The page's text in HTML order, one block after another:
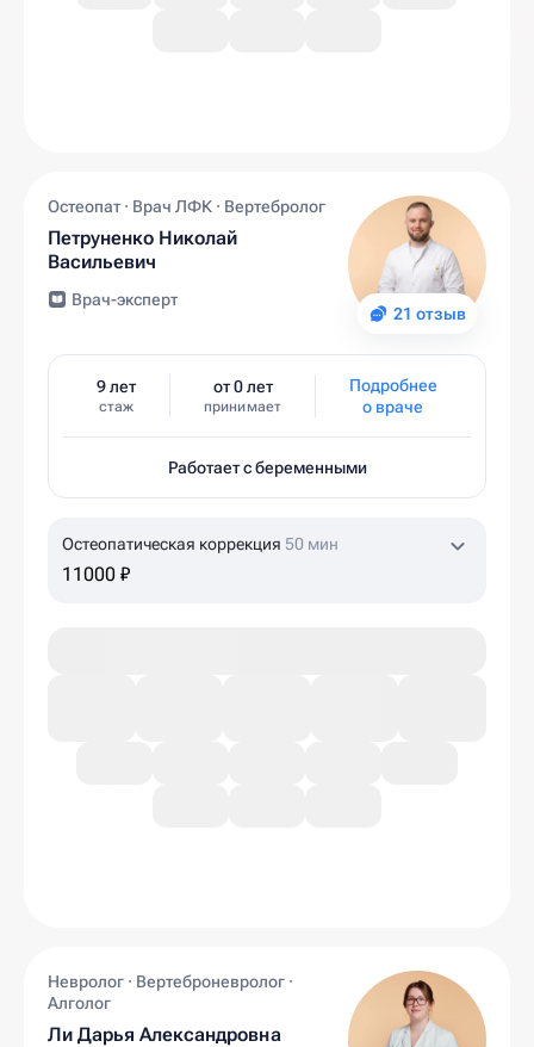
21 отзыв
Остеопат · Врач ЛФК · Вертебролог
Петруненко Николай
Васильевич
Врач-эксперт
9 лет
стаж
от 0 лет
принимает
Подробнее
о враче
Работает с беременными
Остеопатическая коррекция 50 мин
11000 ₽
Невролог · Вертеброневролог ·
Алголог
Ли Дарья Александровна